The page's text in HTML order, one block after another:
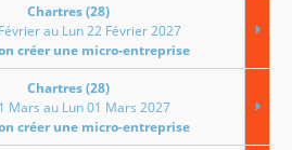
Chartres (28)
au Lun 22 Février 2027
créer une micro-entreprise
Chartres (28)
Mars au Lun 01 Mars 2027
créer une micro-entreprise